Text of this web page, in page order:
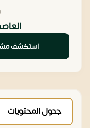
استكشف
جدول المحتويات